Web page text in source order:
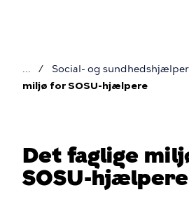
Brødkrumme
Social- og sundhedshjælper
miljø for SOSU-hjælpere
Det faglige
SOSU-hjælpere